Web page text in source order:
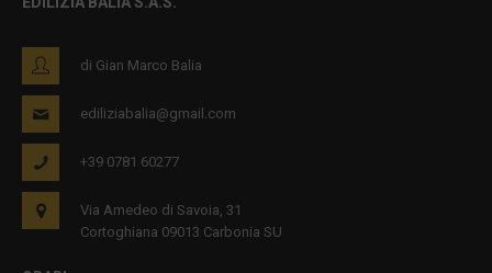
di Gian Marco Balia
ediliziabalia@gmail.com
+39 0781 60277
Via Amedeo di Savoia, 31
Cortoghiana 09013 Carbonia SU